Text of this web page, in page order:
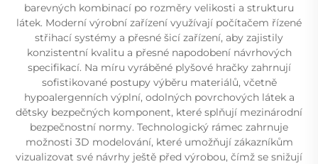
barevných kombinací po rozměry velikosti a strukturu
látek. Moderní výrobní zařízení využívají počítačem řízené
střihací systémy a přesné šicí zařízení, aby zajistily
konzistentní kvalitu a přesné napodobení návrhových
specifikací. Na míru vyráběné plyšové hračky zahrnují
sofistikované postupy výběru materiálů, včetně
hypoalergenních výplní, odolných povrchových látek a
dětsky bezpečných komponent, které splňují mezinárodní
bezpečnostní normy. Technologický rámec zahrnuje
možnosti 3D modelování, které umožňují zákazníkům
vizualizovat své návrhy ještě před výrobou, čímž se snižují